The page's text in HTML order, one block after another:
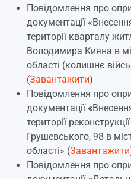
Повідомлення про
документації «
території кварталу
Володимира Кияна в
області (колишнє
(Завантажити)
Повідомлення про
документації«
території
Грушевського, 98 в
області» (Завантажити
Повідомлення про